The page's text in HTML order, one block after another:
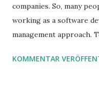
companies. So, many
working as a software
management approach.
processes.
KOMMENTAR